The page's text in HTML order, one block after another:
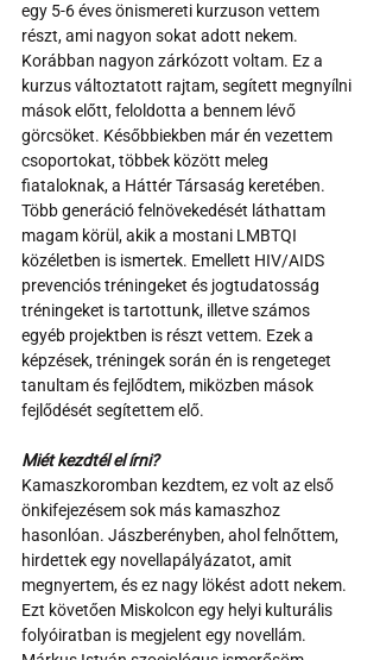
egy 5-6 éves önismereti kurzuson vettem
részt, ami nagyon sokat adott nekem.
Korábban nagyon zárkózott voltam. Ez a
kurzus változtatott rajtam, segített megnyílni
mások előtt, feloldotta a bennem lévő
görcsöket. Későbbiekben már én vezettem
csoportokat, többek között meleg
fiataloknak, a Háttér Társaság keretében.
Több generáció felnövekedését láthattam
magam körül, akik a mostani LMBTQI
közéletben is ismertek. Emellett HIV/AIDS
prevenciós tréningeket és jogtudatosság
tréningeket is tartottunk, illetve számos
egyéb projektben is részt vettem. Ezek a
képzések, tréningek során én is rengeteget
tanultam és fejlődtem, miközben mások
fejlődését segítettem elő.
Miét kezdtél el írni?
Kamaszkoromban kezdtem, ez volt az első
önkifejezésem sok más kamaszhoz
hasonlóan. Jászberényben, ahol felnőttem,
hirdettek egy novellapályázatot, amit
megnyertem, és ez nagy lökést adott nekem.
Ezt követően Miskolcon egy helyi kulturális
folyóiratban is megjelent egy novellám.